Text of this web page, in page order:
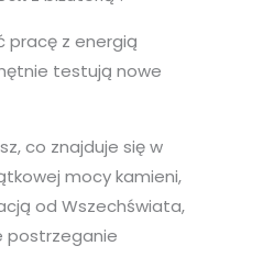
pracę z energią
testują nowe
co znajduje się w
mocy kamieni,
od Wszechświata,
postrzeganie